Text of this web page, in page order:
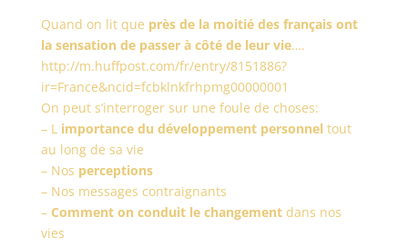
Quand on lit que près de la moitié des français ont
la sensation de passer à côté de leur vie….
http://m.huffpost.com/fr/entry/8151886?
ir=France&ncid=fcbklnkfrhpmg00000001
On peut s’interroger sur une foule de choses:
– L importance du développement personnel tout
au long de sa vie
– Nos perceptions
– Nos messages contraignants
– Comment on conduit le changementdans nos
vies